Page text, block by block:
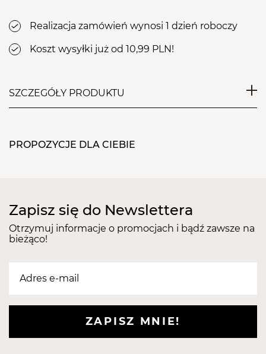
ARDELL
Brow
Defining
-
Realizacja zamówień wynosi 1 dzień roboczy
Koszt wysyłki już od 10,99 PLN!
SZCZEGÓŁY PRODUKTU
ubytków, przyciemnienie naturalnego koloru brwi
opakowaniu. Do palety dołączono mini skośny
pędzelek, ułatwiający aplikację. Kosmetyk jest
dostępny w 3 wersjach kolorystycznych.
PROPOZYCJE DLA CIEBIE
Zapisz się do Newslettera
Otrzymuj informacje o promocjach i bądź zawsze na
bieżąco!
ZAPISZ MNIE!